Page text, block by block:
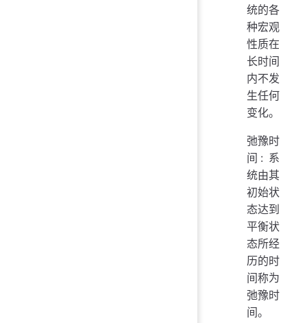
统的各
种宏观
性质在
长时间
内不发
生任何
变化。
弛豫时
间: 系
统由其
初始状
态达到
平衡状
态所经
历的时
间称为
弛豫时
间。